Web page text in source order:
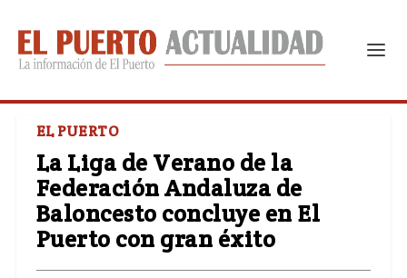
EL PUERTO
La Liga de Verano de la
Federación Andaluza de
Baloncesto concluye en El
Puerto con gran éxito